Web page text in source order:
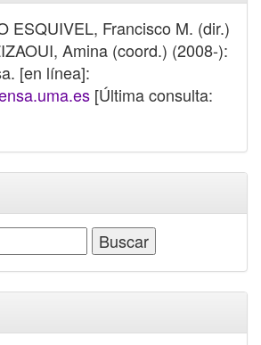
ESQUIVEL, Francisco M. (dir.)
Amina (coord.) (2008-):
[en línea]:
[Última consulta: